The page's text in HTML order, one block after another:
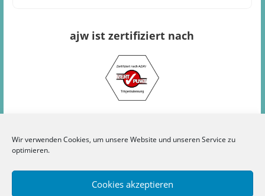
Wir verwenden Cookies, um unsere Website und unseren Service zu
optimieren.
Cookies akzeptieren
ajw ist zertifiziert nach
Kontakt Werkstätten Impressum Datenschutz